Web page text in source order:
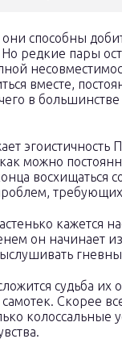
способны
редкие пары
вместе,
в большинстве
эгоистичность
можно
восхищаться
кажется
он начинает
судьба их
самотек. Скорее
колоссальные